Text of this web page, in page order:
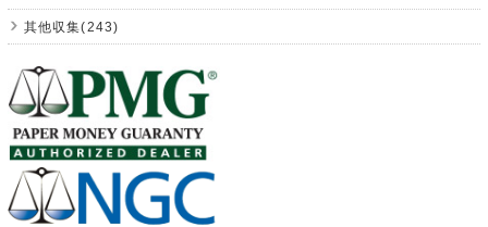
其他収集(243)